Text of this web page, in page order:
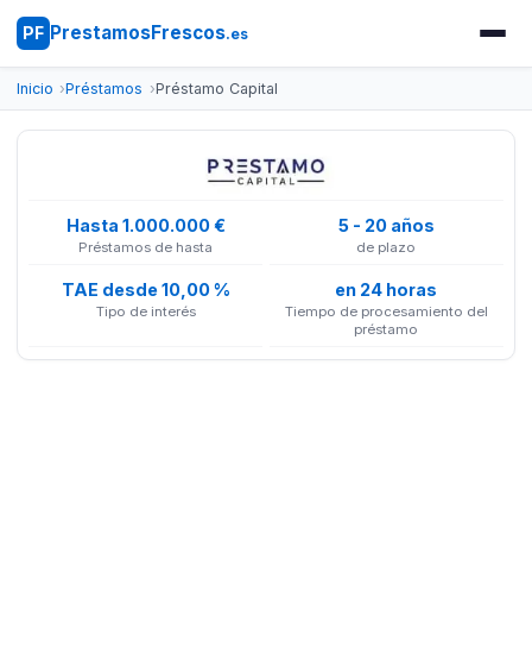
PF PrestamosFrescos.es
Inicio Préstamos Préstamo Capital
Hasta 1.000.000 €
Préstamos de hasta
5 - 20 años
de plazo
TAE desde 10,00 %
Tipo de interés
en 24 horas
Tiempo de procesamiento del
préstamo